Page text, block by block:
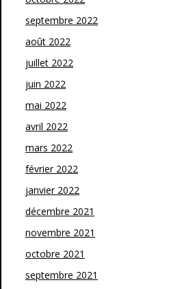
septembre 2022
août 2022
juillet 2022
juin 2022
mai 2022
avril 2022
mars 2022
février 2022
janvier 2022
décembre 2021
novembre 2021
octobre 2021
septembre 2021